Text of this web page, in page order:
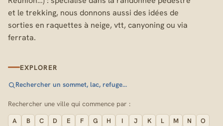
et le trekking, nous donnons aussi des idées de
sorties en raquettes à neige, vtt, canyoning ou via
ferrata.
EXPLORER
Rechercher un sommet, lac, refuge…
Rechercher une ville qui commence par :
A B C D E F G H I J K L M N
O